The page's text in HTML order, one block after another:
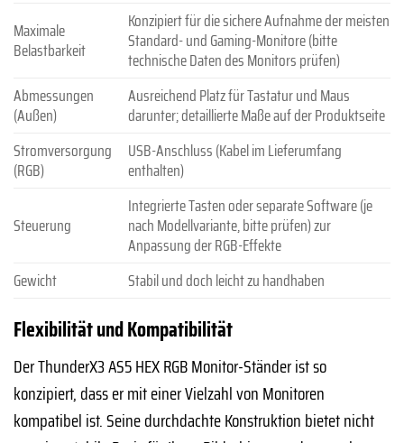
Maximale
Belastbarkeit
Konzipiert für die sichere Aufnahme der meisten
Standard- und Gaming-Monitore (bitte
technische Daten des Monitors prüfen)
Abmessungen
(Außen)
Ausreichend Platz für Tastatur und Maus
darunter; detaillierte Maße auf der Produktseite
Stromversorgung
(RGB)
USB-Anschluss (Kabel im Lieferumfang
enthalten)
Steuerung
Integrierte Tasten oder separate Software (je
nach Modellvariante, bitte prüfen) zur
Anpassung der RGB-Effekte
Gewicht
Stabil und doch leicht zu handhaben
Flexibilität und Kompatibilität
Der ThunderX3 AS5 HEX RGB Monitor-Ständer ist so
konzipiert, dass er mit einer Vielzahl von Monitoren
kompatibel ist. Seine durchdachte Konstruktion bietet nicht